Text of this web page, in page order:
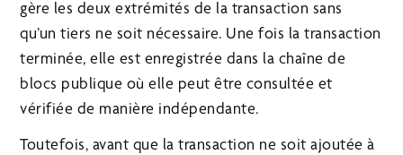
gère les deux extrémités de la transaction sans
qu’un tiers ne soit nécessaire. Une fois la transaction
terminée, elle est enregistrée dans la chaîne de
blocs publique où elle peut être consultée et
vérifiée de manière indépendante.
Toutefois, avant que la transaction ne soit ajoutée à